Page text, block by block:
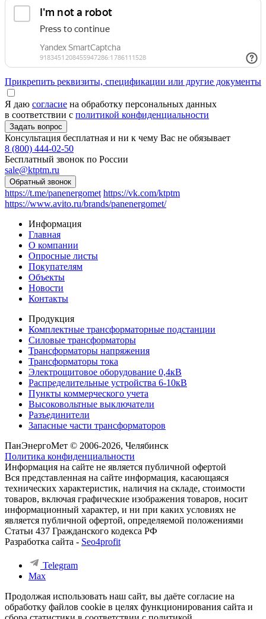
Прикрепить реквизиты, спецификации или другие документы
Я даю согласие на обработку персональных данных
в соответствии с политикой конфиденциальности
Консультация бесплатная и ни к чему Вас не обязывает
8 (800) 444-02-50
Бесплатный звонок по России
sale@ktptm.ru
https://t.me/panenergomet https://vk.com/ktptm
https://www.avito.ru/brands/panenergomet/
Информация
Главная
О компании
Опросные листы
Покупателям
Объекты
Новости
Контакты
Продукция
Комплектные трансформаторные подстанции
Силовые трансформаторы
Трансформаторы напряжения
Трансформаторы тока
Электрощитовое оборудование 0,4кВ
Распределительные устройства 6-10кВ
Пункты коммерческого учета
Высоковольтные выключатели
Разъединители
Запасные части трансформаторов
ПанЭнергоМет © 2006-2026, Челябинск
Политика конфиденциальности
Информация на сайте не является публичной офертой
Вся представленная на сайте информация, касающаяся
технических характеристик, наличия на складе, стоимости
товаров, включая графические изображения товаров, носит
информационный характер, и ни при каких условиях не
является публичной офертой, определяемой положениями
Статьи 437 Гражданского кодекса РФ
Разработка сайта - Seo4profit
Telegram
Max
Продолжая использовать наш сайт, вы даёте согласие на
обработку файлов cookie в целях функционирования сайта и